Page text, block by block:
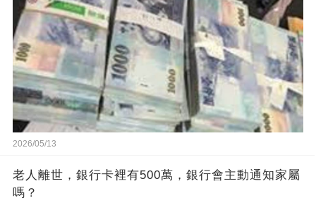
2026/05/13
老人離世，銀行卡裡有500萬，銀行會主動通知家屬
嗎？